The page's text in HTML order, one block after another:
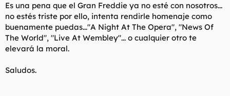
Es una pena que el Gran Freddie ya no esté con nosotros...
no estés triste por ello, intenta rendirle homenaje como
buenamente puedas..."A Night At The Opera", "News Of
The World", "Live At Wembley"... o cualquier otro te
elevará la moral.
Saludos.